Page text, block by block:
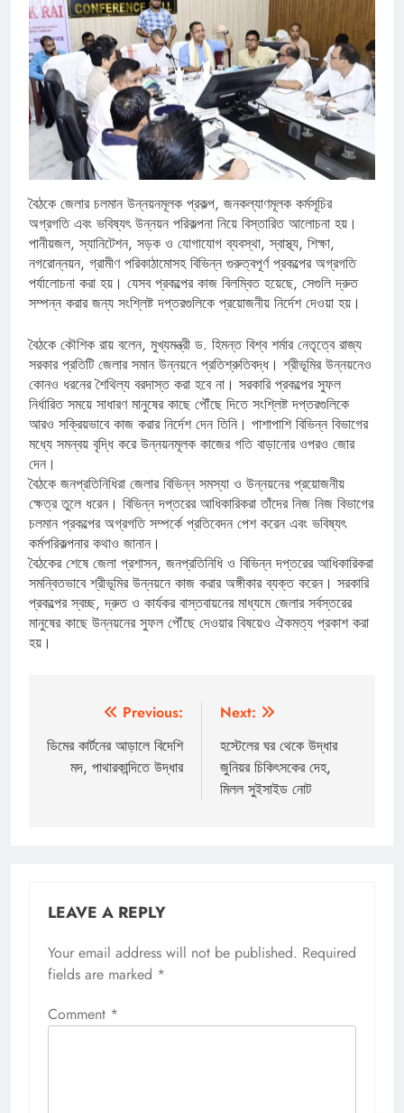
বৈঠকে জেলার চলমান উন্নয়নমূলক প্রকল্প, জনকল্যাণমূলক কর্মসূচির
অগ্রগতি এবং ভবিষ্যৎ উন্নয়ন পরিকল্পনা নিয়ে বিস্তারিত আলোচনা হয়।
পানীয়জল, স্যানিটেশন, সড়ক ও যোগাযোগ ব্যবস্থা, স্বাস্থ্য, শিক্ষা,
নগরোন্নয়ন, গ্রামীণ পরিকাঠামোসহ বিভিন্ন গুরুত্বপূর্ণ প্রকল্পের অগ্রগতি
পর্যালোচনা করা হয়। যেসব প্রকল্পের কাজ বিলম্বিত হয়েছে, সেগুলি দ্রুত
সম্পন্ন করার জন্য সংশ্লিষ্ট দপ্তরগুলিকে প্রয়োজনীয় নির্দেশ দেওয়া হয়।
বৈঠকে কৌশিক রায় বলেন, মুখ্যমন্ত্রী ড. হিমন্ত বিশ্ব শর্মার নেতৃত্বে রাজ্য
সরকার প্রতিটি জেলার সমান উন্নয়নে প্রতিশ্রুতিবদ্ধ। শ্রীভূমির উন্নয়নেও
কোনও ধরনের শৈথিল্য বরদাস্ত করা হবে না। সরকারি প্রকল্পের সুফল
নির্ধারিত সময়ে সাধারণ মানুষের কাছে পৌঁছে দিতে সংশ্লিষ্ট দপ্তরগুলিকে
আরও সক্রিয়ভাবে কাজ করার নির্দেশ দেন তিনি। পাশাপাশি বিভিন্ন বিভাগের
মধ্যে সমন্বয় বৃদ্ধি করে উন্নয়নমূলক কাজের গতি বাড়ানোর ওপরও জোর
দেন।
বৈঠকে জনপ্রতিনিধিরা জেলার বিভিন্ন সমস্যা ও উন্নয়নের প্রয়োজনীয়
ক্ষেত্র তুলে ধরেন। বিভিন্ন দপ্তরের আধিকারিকরা তাঁদের নিজ নিজ বিভাগের
চলমান প্রকল্পের অগ্রগতি সম্পর্কে প্রতিবেদন পেশ করেন এবং ভবিষ্যৎ
কর্মপরিকল্পনার কথাও জানান।
বৈঠকের শেষে জেলা প্রশাসন, জনপ্রতিনিধি ও বিভিন্ন দপ্তরের আধিকারিকরা
সমন্বিতভাবে শ্রীভূমির উন্নয়নে কাজ করার অঙ্গীকার ব্যক্ত করেন। সরকারি
প্রকল্পের স্বচ্ছ, দ্রুত ও কার্যকর বাস্তবায়নের মাধ্যমে জেলার সর্বস্তরের
মানুষের কাছে উন্নয়নের সুফল পৌঁছে দেওয়ার বিষয়েও ঐকমত্য প্রকাশ করা
হয়।
navigation
Previous:
ডিমের কার্টনের আড়ালে বিদেশি
মদ, পাথারকান্দিতে উদ্ধার
Next:
হস্টেলের ঘর থেকে উদ্ধার
জুনিয়র চিকিৎসকের দেহ,
মিলল সুইসাইড নোট
LEAVE A REPLY
Your email address will not be published. Required
fields are marked *
Comment *